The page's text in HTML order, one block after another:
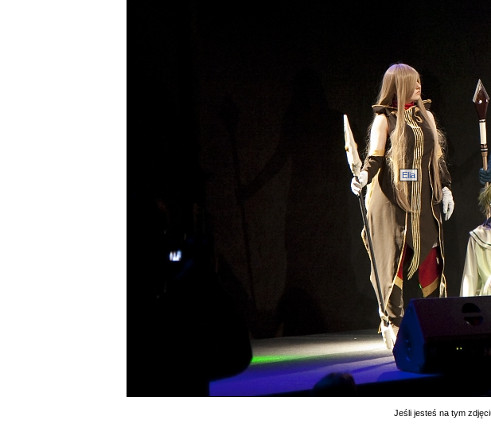
Elia
Jeśli jesteś na tym